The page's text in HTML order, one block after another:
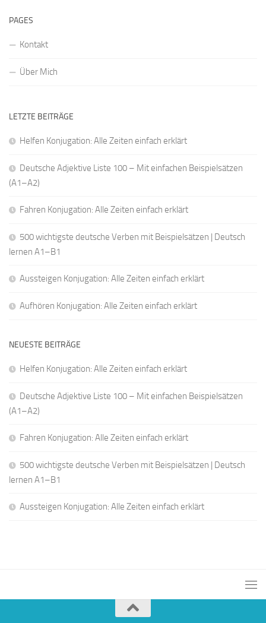
PAGES
Kontakt
Über Mich
LETZTE BEITRÄGE
Helfen Konjugation: Alle Zeiten einfach erklärt
Deutsche Adjektive Liste 100 – Mit einfachen Beispielsätzen
(A1–A2)
Fahren Konjugation: Alle Zeiten einfach erklärt
500 wichtigste deutsche Verben mit Beispielsätzen | Deutsch
lernen A1–B1
Aussteigen Konjugation: Alle Zeiten einfach erklärt
Aufhören Konjugation: Alle Zeiten einfach erklärt
NEUESTE BEITRÄGE
Helfen Konjugation: Alle Zeiten einfach erklärt
Deutsche Adjektive Liste 100 – Mit einfachen Beispielsätzen
(A1–A2)
Fahren Konjugation: Alle Zeiten einfach erklärt
500 wichtigste deutsche Verben mit Beispielsätzen | Deutsch
lernen A1–B1
Aussteigen Konjugation: Alle Zeiten einfach erklärt